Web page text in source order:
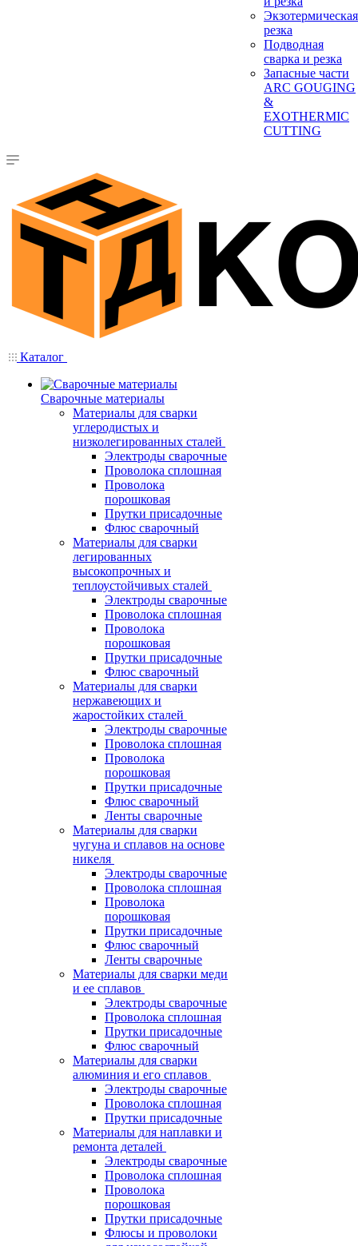
Экзотермическая
резка
Подводная
сварка и резка
Запасные части
ARC GOUGING
&
EXOTHERMIC
CUTTING
Каталог
Сварочные материалы
Материалы для сварки
углеродистых и
низколегированных сталей
Электроды сварочные
Проволока сплошная
Проволока
порошковая
Прутки присадочные
Флюс сварочный
Материалы для сварки
легированных
высокопрочных и
теплоустойчивых сталей
Электроды сварочные
Проволока сплошная
Проволока
порошковая
Прутки присадочные
Флюс сварочный
Материалы для сварки
нержавеющих и
жаростойких сталей
Электроды сварочные
Проволока сплошная
Проволока
порошковая
Прутки присадочные
Флюс сварочный
Ленты сварочные
Материалы для сварки
чугуна и сплавов на основе
никеля
Электроды сварочные
Проволока сплошная
Проволока
порошковая
Прутки присадочные
Флюс сварочный
Ленты сварочные
Материалы для сварки меди
и ее сплавов
Электроды сварочные
Проволока сплошная
Прутки присадочные
Флюс сварочный
Материалы для сварки
алюминия и его сплавов
Электроды сварочные
Проволока сплошная
Прутки присадочные
Материалы для наплавки и
ремонта деталей
Электроды сварочные
Проволока сплошная
Проволока
порошковая
Прутки присадочные
Флюсы и проволоки